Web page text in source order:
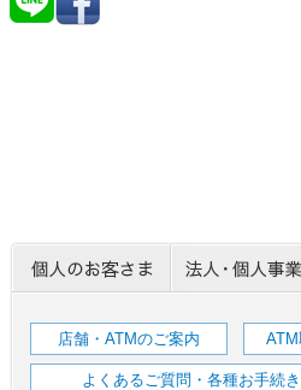
店舗・ATMのご案内
よくあるご質問・各種お手続